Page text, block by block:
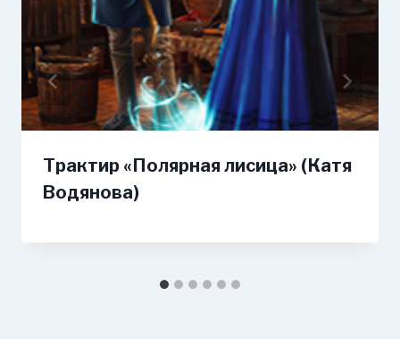
Трактир «Полярная лисица» (Катя
Водянова)